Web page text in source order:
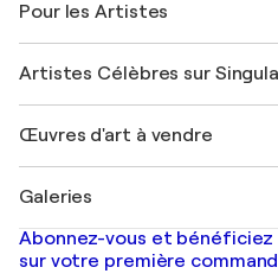
Offrir une carte cadeau
Rejoignez notre programme
Mon compte
+33 1 76 44 06 42
FAQ
Magazine Singulart
Emplois
Découvrez une sélection d'art
Pour les Artistes
Se connecter en tant
Artistes Célèbres sur
Marc Chagall
Banksy
Mr. Brainwash
Shepard Fairey
Œuvres d'art à vendre
Tableaux abstraits à vendre
Peintures de paysage
Estampes
Galeries
Galeries d'art en France
Galeries d'art en Belgique
Abonnez-vous et bénéficiez
sur votre première